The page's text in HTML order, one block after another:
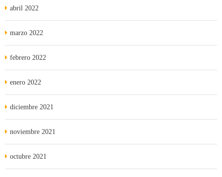
abril 2022
marzo 2022
febrero 2022
enero 2022
diciembre 2021
noviembre 2021
octubre 2021